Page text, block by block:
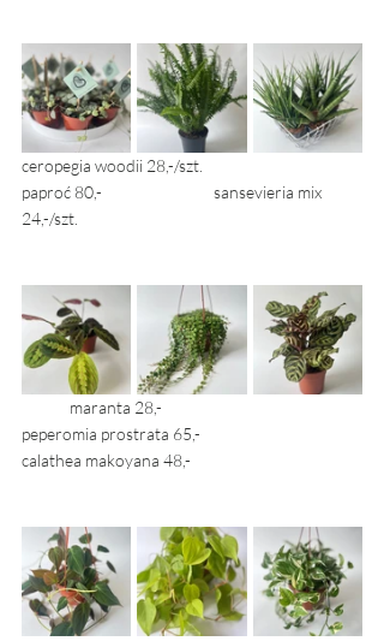
ceropegia woodii 28,-/szt.
paproć 80,- 			sansevieria mix
24,-/szt.
peperomia prostrata 65,-
calathea makoyana 48,-